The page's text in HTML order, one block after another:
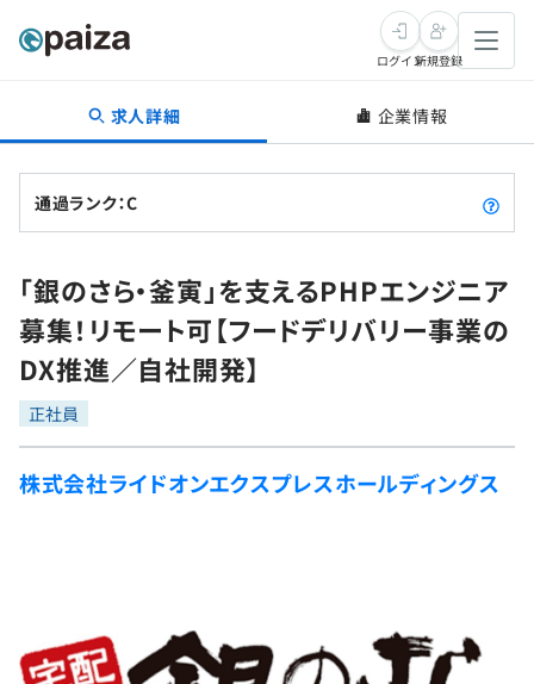
転職・キャリア
転職成功ガイド
転職エージェント
インタビュー
転職成功ガイド
新卒就活
求人検索
本選考
インターン
新卒エージェント
就活成功ガイド
学習
問題集
4択課題
プラン
プログラミング言語
ゲーム・マンガ
note
ログイン新規登録
求人詳細 企業情報
通過ランク：C
「銀のさら・釜寅」を支えるPHPエンジニア
募集！リモート可【フードデリバリー事業の
DX推進／自社開発】
正社員
株式会社ライドオンエクスプレスホールディングス